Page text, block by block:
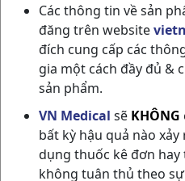
Các thông tin về sản
đăng trên website
đích cung cấp các
gia một cách đầy đủ &
sản phẩm.
VN Medical sẽ KHÔNG
bất kỳ hậu quả nào
dụng thuốc kê đơn
không tuân thủ theo
CADINEURON H50V
NSX:US Pharma USA